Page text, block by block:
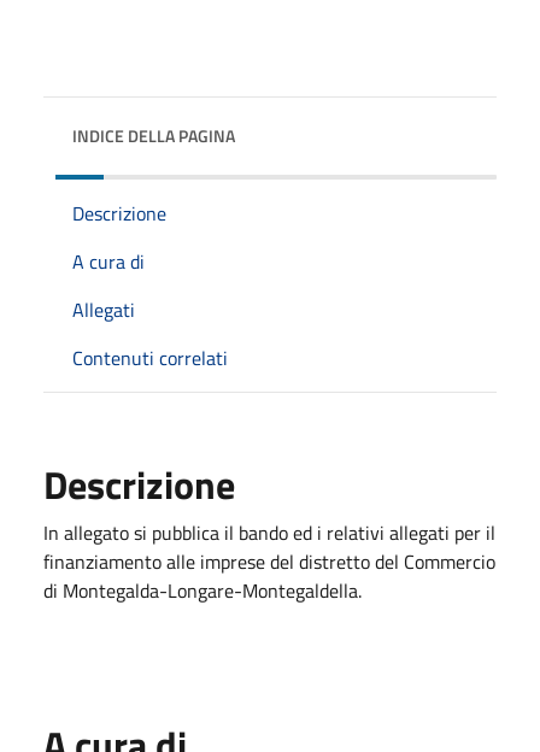
INDICE DELLA PAGINA
Descrizione
A cura di
Allegati
Contenuti correlati
Descrizione
In allegato si pubblica il bando ed i relativi allegati per il
finanziamento alle imprese del distretto del Commercio
di Montegalda-Longare-Montegaldella.